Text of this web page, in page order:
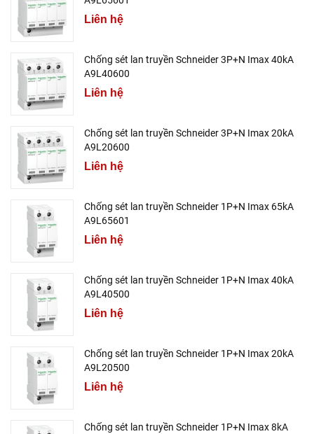
Liên hệ
Chống sét lan truyền Schneider 3P+N Imax 40kA
A9L40600
Liên hệ
Chống sét lan truyền Schneider 3P+N Imax 20kA
A9L20600
Liên hệ
Chống sét lan truyền Schneider 1P+N Imax 65kA
A9L65601
Liên hệ
Chống sét lan truyền Schneider 1P+N Imax 40kA
A9L40500
Liên hệ
Chống sét lan truyền Schneider 1P+N Imax 20kA
A9L20500
Liên hệ
Chống sét lan truyền Schneider 1P+N Imax 8kA